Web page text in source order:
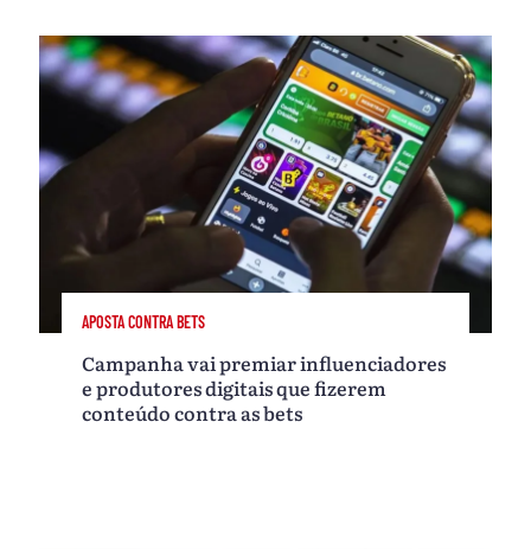
APOSTA CONTRA BETS
Campanha vai premiar influenciadores
e produtores digitais que fizerem
conteúdo contra as bets